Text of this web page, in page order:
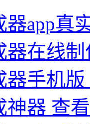
app真
器在线制
器手机版
神器 查